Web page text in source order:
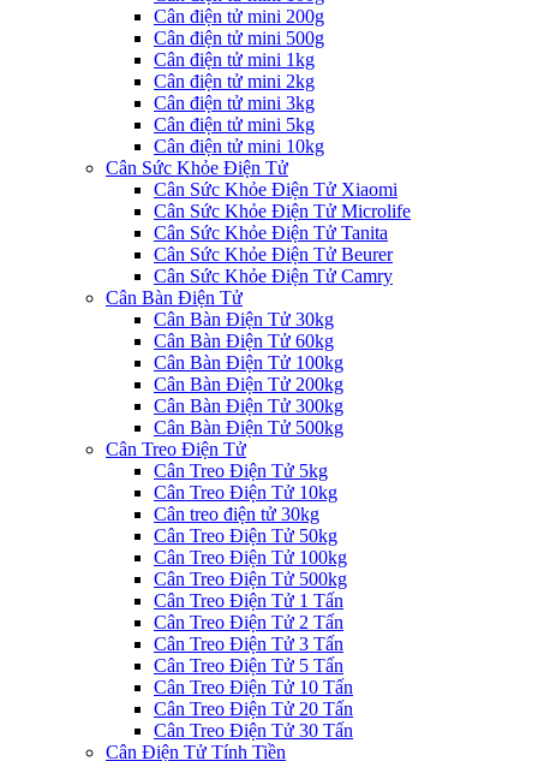
Cân điện tử mini 200g
Cân điện tử mini 500g
Cân điện tử mini 1kg
Cân điện tử mini 2kg
Cân điện tử mini 3kg
Cân điện tử mini 5kg
Cân điện tử mini 10kg
Cân Sức Khỏe Điện Tử
Cân Sức Khỏe Điện Tử Xiaomi
Cân Sức Khỏe Điện Tử Microlife
Cân Sức Khỏe Điện Tử Tanita
Cân Sức Khỏe Điện Tử Beurer
Cân Sức Khỏe Điện Tử Camry
Cân Bàn Điện Tử
Cân Bàn Điện Tử 30kg
Cân Bàn Điện Tử 60kg
Cân Bàn Điện Tử 100kg
Cân Bàn Điện Tử 200kg
Cân Bàn Điện Tử 300kg
Cân Bàn Điện Tử 500kg
Cân Treo Điện Tử
Cân Treo Điện Tử 5kg
Cân Treo Điện Tử 10kg
Cân treo điện tử 30kg
Cân Treo Điện Tử 50kg
Cân Treo Điện Tử 100kg
Cân Treo Điện Tử 500kg
Cân Treo Điện Tử 1 Tấn
Cân Treo Điện Tử 2 Tấn
Cân Treo Điện Tử 3 Tấn
Cân Treo Điện Tử 5 Tấn
Cân Treo Điện Tử 10 Tấn
Cân Treo Điện Tử 20 Tấn
Cân Treo Điện Tử 30 Tấn
Cân Điện Tử Tính Tiền